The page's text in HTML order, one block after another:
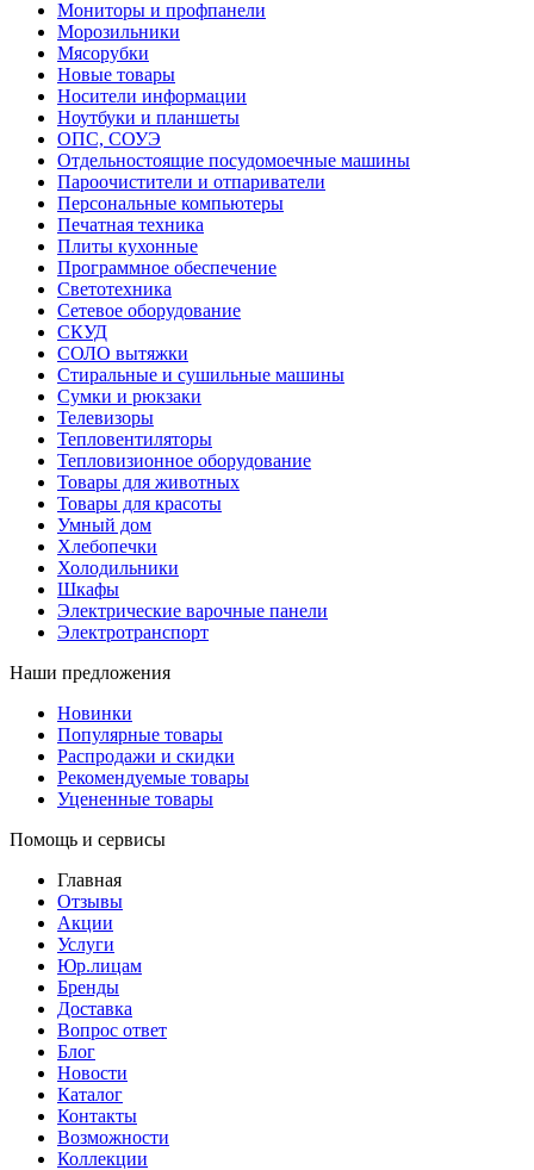
Мониторы и профпанели
Морозильники
Мясорубки
Новые товары
Носители информации
Ноутбуки и планшеты
ОПС, СОУЭ
Отдельностоящие посудомоечные машины
Пароочистители и отпариватели
Персональные компьютеры
Печатная техника
Плиты кухонные
Программное обеспечение
Светотехника
Сетевое оборудование
СКУД
СОЛО вытяжки
Стиральные и сушильные машины
Сумки и рюкзаки
Телевизоры
Тепловентиляторы
Тепловизионное оборудование
Товары для животных
Товары для красоты
Умный дом
Хлебопечки
Холодильники
Шкафы
Электрические варочные панели
Электротранспорт
Наши предложения
Новинки
Популярные товары
Распродажи и скидки
Рекомендуемые товары
Уцененные товары
Помощь и сервисы
Главная
Отзывы
Акции
Услуги
Юр.лицам
Бренды
Доставка
Вопрос ответ
Блог
Новости
Каталог
Контакты
Возможности
Коллекции